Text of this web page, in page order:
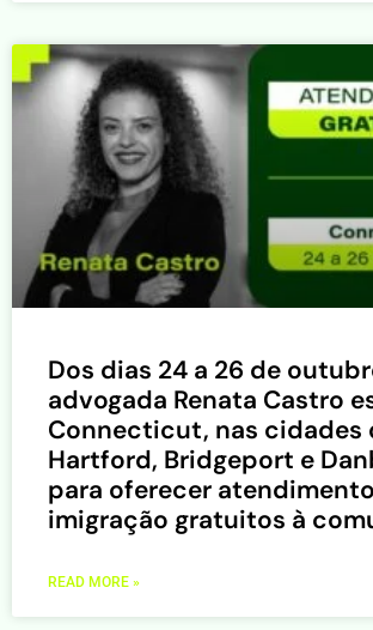
Dos dias 24 a 26 de
advogada Renata Castro
Connecticut, nas cidades
Hartford, Bridgeport e
para oferecer
imigração gratuitos à
READ MORE »